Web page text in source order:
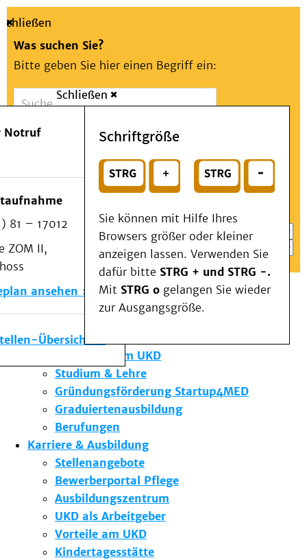
Suche
Schließen
Was suchen Sie?
Bitte geben Sie hier einen Begriff ein:
Suchen
oder
Wählen Sie ein Thema für Ihren Schnelleinstieg
Notfall
Schließen
Notruf
81 – 17012
ZOM II,
ansehen
Übersicht
Schriftgröße
Sie können mit Hilfe Ihres
Browsers größer oder kleiner
anzeigen lassen. Verwenden Sie
dafür bitte STRG + und STRG -.
Mit STRG o gelangen Sie wieder
zur Ausgangsgröße.
Menü
Patienten & Besucher
Kliniken/Institute/Zentren
Als Patient am UKD
Beratung und Unterstützung
Veranstaltungen
Kommunikation im Medizinwesen (KIM)
Notfall
Forschung & Lehre
Die Institute des UKD
Forschung am UKD
Studium & Lehre
Gründungsförderung Startup4MED
Graduiertenausbildung
Berufungen
Karriere & Ausbildung
Stellenangebote
Bewerberportal Pflege
Ausbildungszentrum
UKD als Arbeitgeber
Vorteile am UKD
Kindertagesstätte